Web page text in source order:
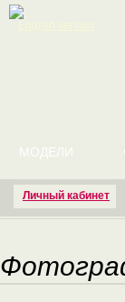
Личный кабинет
МОДЕЛИ